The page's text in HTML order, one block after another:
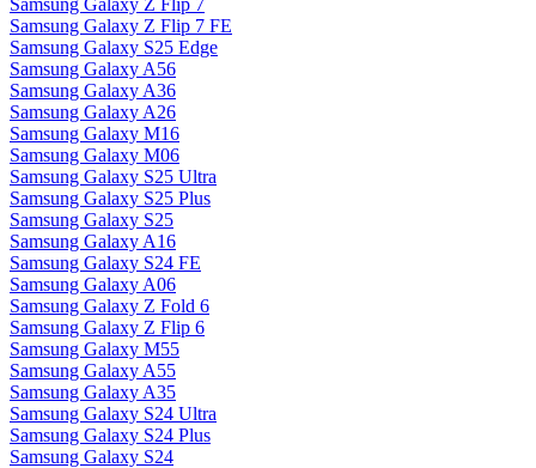
Samsung Galaxy Z Flip 7
Samsung Galaxy Z Flip 7 FE
Samsung Galaxy S25 Edge
Samsung Galaxy A56
Samsung Galaxy A36
Samsung Galaxy A26
Samsung Galaxy M16
Samsung Galaxy M06
Samsung Galaxy S25 Ultra
Samsung Galaxy S25 Plus
Samsung Galaxy S25
Samsung Galaxy A16
Samsung Galaxy S24 FE
Samsung Galaxy A06
Samsung Galaxy Z Fold 6
Samsung Galaxy Z Flip 6
Samsung Galaxy M55
Samsung Galaxy A55
Samsung Galaxy A35
Samsung Galaxy S24 Ultra
Samsung Galaxy S24 Plus
Samsung Galaxy S24